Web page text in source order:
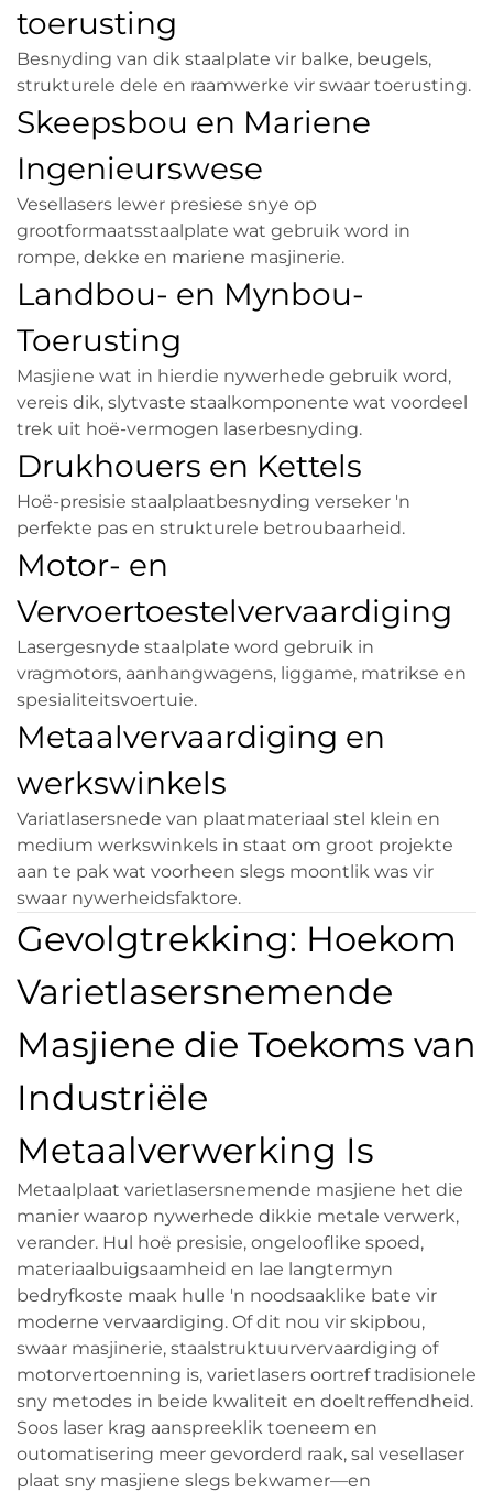
toerusting
Besnyding van dik staalplate vir balke, beugels,
strukturele dele en raamwerke vir swaar toerusting.
Skeepsbou en Mariene
Ingenieurswese
Vesellasers lewer presiese snye op
grootformaatsstaalplate wat gebruik word in
rompe, dekke en mariene masjinerie.
Landbou- en Mynbou-
Toerusting
Masjiene wat in hierdie nywerhede gebruik word,
vereis dik, slytvaste staalkomponente wat voordeel
trek uit hoë-vermogen laserbesnyding.
Drukhouers en Kettels
Hoë-presisie staalplaatbesnyding verseker 'n
perfekte pas en strukturele betroubaarheid.
Motor- en
Vervoertoestelvervaardiging
Lasergesnyde staalplate word gebruik in
vragmotors, aanhangwagens, liggame, matrikse en
spesialiteitsvoertuie.
Metaalvervaardiging en
werkswinkels
Variatlasersnede van plaatmateriaal stel klein en
medium werkswinkels in staat om groot projekte
aan te pak wat voorheen slegs moontlik was vir
swaar nywerheidsfaktore.
Gevolgtrekking: Hoekom
Varietlasersnemende
Masjiene die Toekoms van
Industriële
Metaalverwerking Is
Metaalplaat varietlasersnemende masjiene het die
manier waarop nywerhede dikkie metale verwerk,
verander. Hul hoë presisie, ongelooflike spoed,
materiaalbuigsaamheid en lae langtermyn
bedryfkoste maak hulle 'n noodsaaklike bate vir
moderne vervaardiging. Of dit nou vir skipbou,
swaar masjinerie, staalstruktuurvervaardiging of
motorvertoenning is, varietlasers oortref tradisionele
sny metodes in beide kwaliteit en doeltreffendheid.
Soos laser krag aanspreeklik toeneem en
outomatisering meer gevorderd raak, sal vesellaser
plaat sny masjiene slegs bekwamer—en